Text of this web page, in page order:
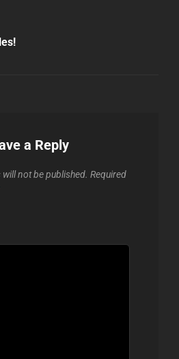
a Reply
not be published. Required